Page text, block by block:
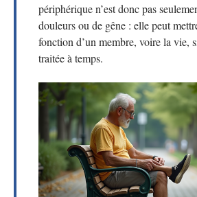
périphérique n’est donc pas
douleurs ou de gêne : elle peut
fonction d’un membre, voire la vie,
traitée à temps.